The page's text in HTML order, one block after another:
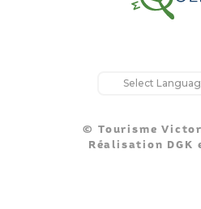
© Tourisme
Réalisation DGK